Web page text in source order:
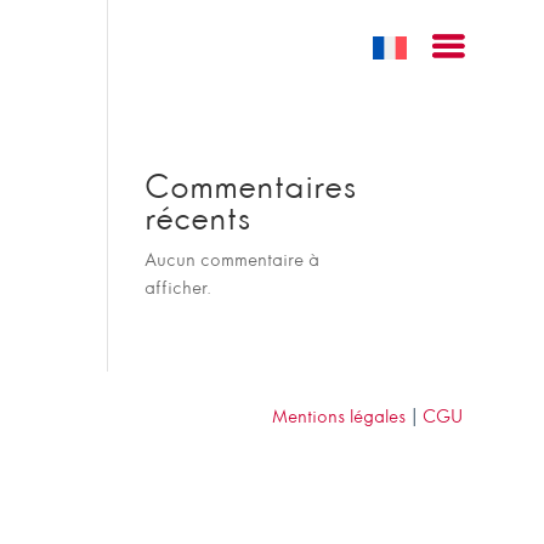
Commentaires
récents
Aucun commentaire à
afficher.
Mentions légales| CGU